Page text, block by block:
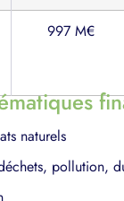
997 M€
naturels
pollution,